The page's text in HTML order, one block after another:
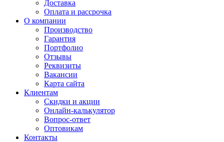
Доставка
Оплата и рассрочка
О компании
Производство
Гарантия
Портфолио
Отзывы
Реквизиты
Вакансии
Карта сайта
Клиентам
Скидки и акции
Онлайн-калькулятор
Вопрос-ответ
Оптовикам
Контакты